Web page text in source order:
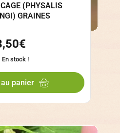
(PHYSALIS
GRAINES
€
En stock !
panier